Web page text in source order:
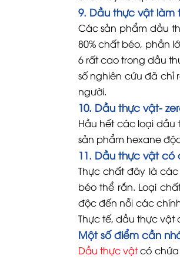
9. Dầu thực vật làm
Các sản phẩm dầu
80% chất béo, phần
6 rất cao trong dầu
số nghiên cứu đã chỉ
người.
10. Dầu thực vật-
Hầu hết các loại dầu
sản phẩm hexane
11. Dầu thực vật
Thực chất đây là
béo thể rắn. Loại
độc đến nỗi các
Thực tế, dầu thực
Một số điểm cần
Dầu thực vậtcó chứa